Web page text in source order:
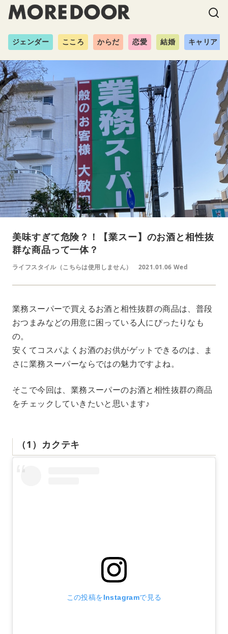
ジェンダー こころ からだ 恋愛 結婚 キャリア
美味すぎて危険？！【業スー】のお酒と相性抜
群な商品って一体？
ライフスタイル（こちらは使用しません） 2021.01.06 Wed
業務スーパーで買えるお酒と相性抜群の商品は、普段
おつまみなどの用意に困っている人にぴったりなも
の。
安くてコスパよくお酒のお供がゲットできるのは、ま
さに業務スーパーならではの魅力ですよね。
そこで今回は、業務スーパーのお酒と相性抜群の商品
をチェックしていきたいと思います♪
（1）カクテキ
この投稿をInstagramで見る